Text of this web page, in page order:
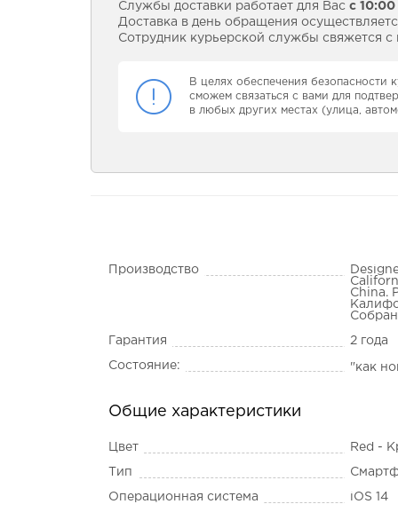
Службы доставки работает для Вас с
Доставка в день обращения
Сотрудник курьерской службы свяжется с
В целях обеспечения безопасности
сможем связаться с вами для
в любых других местах (улица,
Производство
China.
Гарантия 2 года
Состояние: "как
Общие характеристики
Цвет Red -
Тип
Операционная система iOS 14